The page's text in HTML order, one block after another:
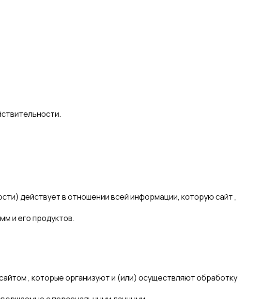
действует в отношении всей информации, которую сайт ,
и его продуктов.
, которые организуют и (или) осуществляют обработку